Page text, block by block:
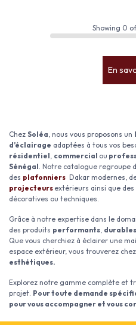
Showing 0
En
Chez Soléa, nous vous proposons un
d’éclairage adaptées à tous vos
résidentiel, commercial ou
Sénégal. Notre catalogue regroupe
des plafonniers Dakar modernes,
projecteurs extérieurs ainsi que des
décoratives ou techniques.
Grâce à notre expertise dans le
des produits performants, durables
Que vous cherchiez à éclairer une
espace extérieur, vous trouverez chez
esthétiques.
Explorez notre gamme complète et
projet. Pour toute demande
pour vous accompagner et vous